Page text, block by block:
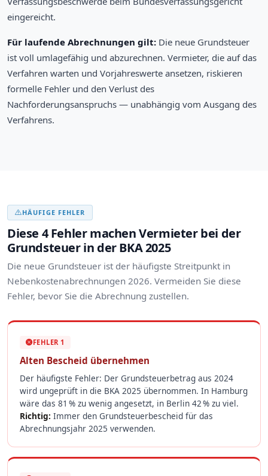
eingereicht.
Für laufende Abrechnungen gilt: Die neue Grundsteuer
ist voll umlagefähig und abzurechnen. Vermieter, die auf das
Verfahren warten und Vorjahreswerte ansetzen, riskieren
formelle Fehler und den Verlust des
Nachforderungsanspruchs — unabhängig vom Ausgang des
Verfahrens.
HÄUFIGE FEHLER
Diese 4 Fehler machen Vermieter bei der
Grundsteuer in der BKA 2025
Die neue Grundsteuer ist der häufigste Streitpunkt in
Nebenkostenabrechnungen 2026. Vermeiden Sie diese
Fehler, bevor Sie die Abrechnung zustellen.
FEHLER 1
Alten Bescheid übernehmen
Der häufigste Fehler: Der Grundsteuerbetrag aus 2024
wird ungeprüft in die BKA 2025 übernommen. In Hamburg
wäre das 81 % zu wenig angesetzt, in Berlin 42 % zu viel.
Richtig: Immer den Grundsteuerbescheid für das
Abrechnungsjahr 2025 verwenden.